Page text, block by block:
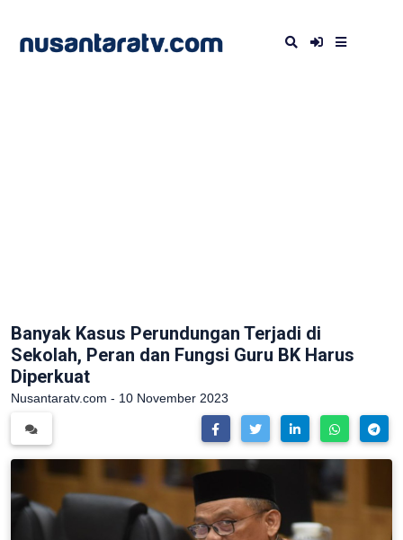
Banyak Kasus Perundungan Terjadi di
Sekolah, Peran dan Fungsi Guru BK Harus
Diperkuat
Nusantaratv.com - 10 November 2023